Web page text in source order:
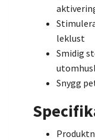
leklust
Smidig
Snygg